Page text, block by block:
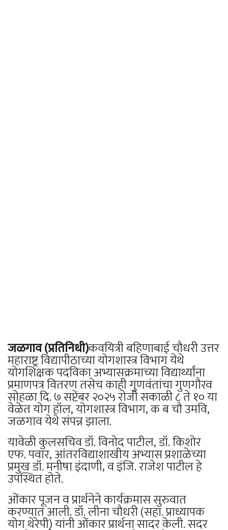
जळगाव (प्रतिनिधी)कवयित्री बहिणाबाई चौधरी उत्तर
महाराष्ट्र विद्यापीठाच्या योगशास्त्र विभाग येथे
योगशिक्षक पदविका अभ्यासक्रमाच्या विद्यार्थ्यांना
प्रमाणपत्र वितरण तसेच काही गुणवंतांचा गुणगौरव
सोहळा दि. ७ सप्टेंबर २०२५ रोजी सकाळी ८ ते १० या
वेळेत योग हॉल, योगशास्त्र विभाग, क ब चौ उमवि,
जळगाव येथे संपन्न झाला.
यावेळी कुलसचिव डॉ. विनोद पाटील, डॉ. किशोर
एफ. पवार, आंतरविद्याशाखीय अभ्यास प्रशाळेच्या
प्रमुख डॉ. मनीषा इंदाणी, व इंजि. राजेश पाटील हे
उपस्थित होते.
ओंकार पूजन व प्रार्थनेने कार्यक्रमास सुरुवात
करण्यात आली. डॉ. लीना चौधरी (सहा. प्राध्यापक
योग थेरेपी) यांनी ओंकार प्रार्थना सादर केली. सदर